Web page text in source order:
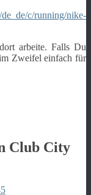
c/running/nike-
arbeite. Falls Du
Zweifel einfach für
Club City